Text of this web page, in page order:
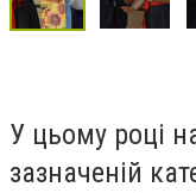
У цьому році
зазначеній